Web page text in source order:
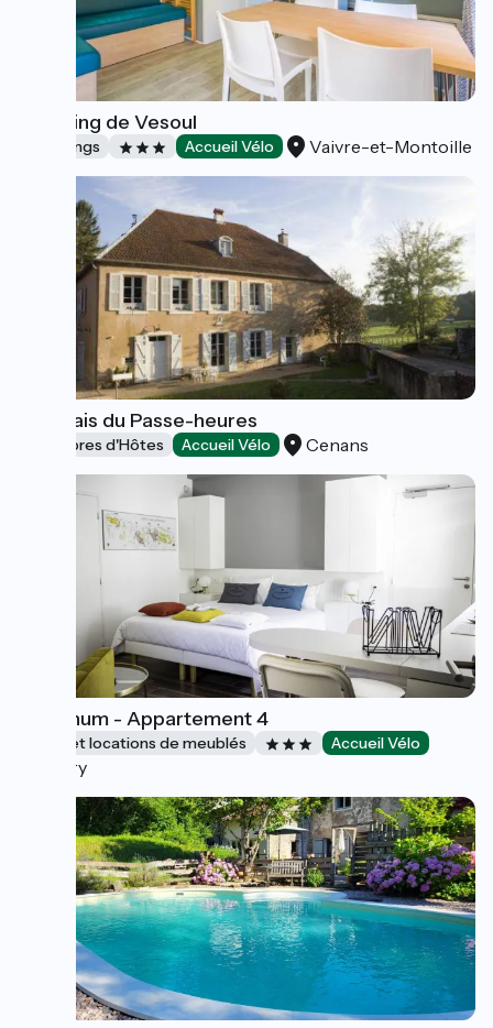
Camping de Vesoul
Campings Accueil Vélo Vaivre-et-Montoille
Le Relais du Passe-heures
Chambres d'Hôtes Accueil Vélo Cenans
Activinum - Appartement 4
Gîtes et locations de meublés Accueil Vélo
Givry